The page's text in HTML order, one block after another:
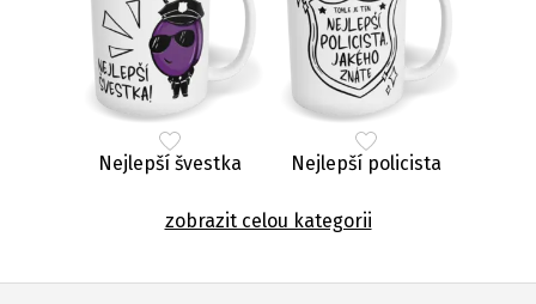
Nejlepší švestka Nejlepší policista
zobrazit celou kategorii